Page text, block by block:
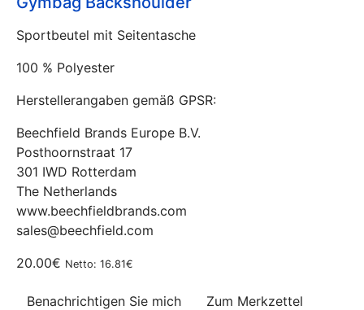
Sportbeutel mit Seitentasche
100 % Polyester
Herstellerangaben gemäß GPSR:
Beechfield Brands Europe B.V.
Posthoornstraat 17
301 IWD Rotterdam
The Netherlands
www.beechfieldbrands.com
sales@beechfield.com
20.00€ Netto: 16.81€
Benachrichtigen Sie mich
Zum Merkzettel